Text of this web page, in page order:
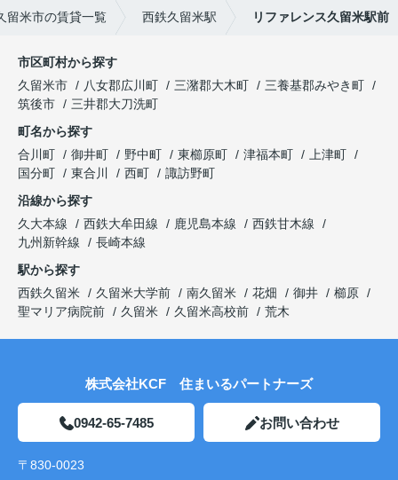
留米市の賃貸一覧 西鉄久留米駅 リファレンス久留米駅前
市区町村から探す
久留米市
八女郡広川町 三潴郡大木町
三養基郡みやき町
筑後市
三井郡大刀洗町
町名から探す
合川町
御井町 野中町 東櫛原町 津福本町
上津町
国分町
東合川 西町
諏訪野町
沿線から探す
久大本線
西鉄大牟田線 鹿児島本線
西鉄甘木線
九州新幹線
長崎本線
駅から探す
西鉄久留米
久留米大学前 南久留米 花畑 御井
櫛原
聖マリア病院前
久留米 久留米高校前 荒木
株式会社KCF 住まいるパートナーズ
0942-65-7485 お問い合わせ
〒830-0023